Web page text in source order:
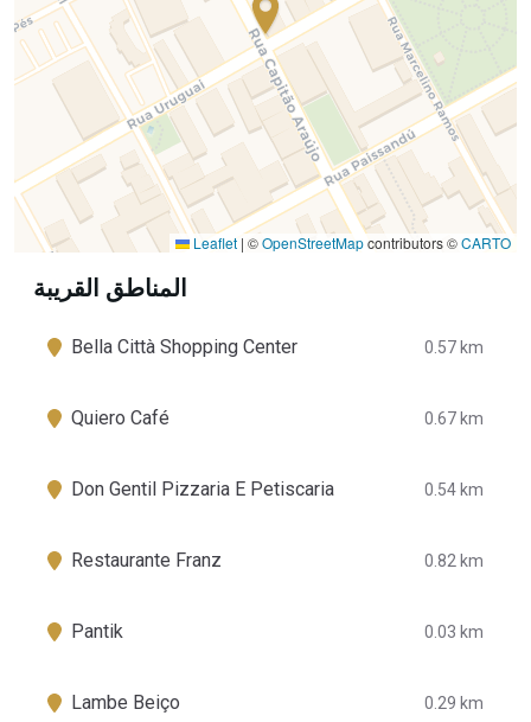
Leaflet | ©OpenStreetMapcontributors ©CARTO
المناطق القريبة
Bella Città Shopping Center 0.57 km
Quiero Café 0.67 km
Don Gentil Pizzaria E Petiscaria 0.54 km
Restaurante Franz 0.82 km
Pantik 0.03 km
Lambe Beiço 0.29 km